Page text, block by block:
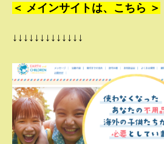
＜ メインサイトは、こちら ＞
↓↓↓↓↓↓↓↓↓↓↓↓↓